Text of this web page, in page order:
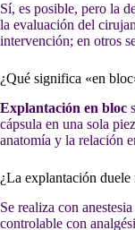
Sí, es posible, pero la
la evaluación del
intervención; en otros
¿Qué significa «en
Explantación en bloc
cápsula en una sola
anatomía y la relación
¿La explantación duele
Se realiza con
controlable con